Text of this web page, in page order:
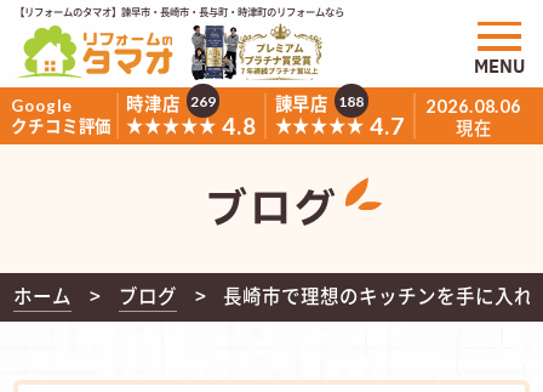
【リフォームのタマオ】諫早市・長崎市・長与町・時津町のリフォームなら
Google
クチコミ評価
時津店
★★★★★ 4.8
269
諫早店
★★★★★ 4.7
188 2026.08.06
現在
MENU
ブログ
ホーム ブログ 長崎市で理想のキッチンを手に入